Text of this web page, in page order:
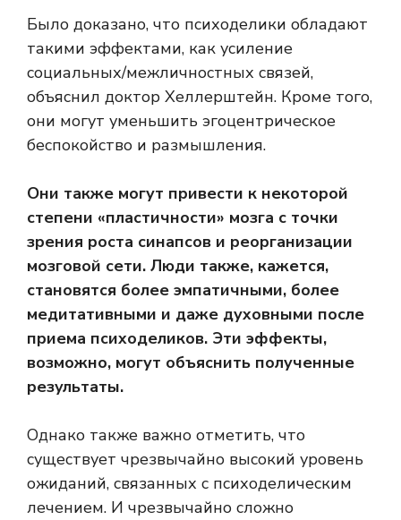
Было доказано, что психоделики обладают
такими эффектами, как усиление
социальных/межличностных связей,
объяснил доктор Хеллерштейн. Кроме того,
они могут уменьшить эгоцентрическое
беспокойство и размышления.
Они также могут привести к некоторой
степени «пластичности» мозга с точки
зрения роста синапсов и реорганизации
мозговой сети. Люди также, кажется,
становятся более эмпатичными, более
медитативными и даже духовными после
приема психоделиков. Эти эффекты,
возможно, могут объяснить полученные
результаты.
Однако также важно отметить, что
существует чрезвычайно высокий уровень
ожиданий, связанных с психоделическим
лечением. И чрезвычайно сложно